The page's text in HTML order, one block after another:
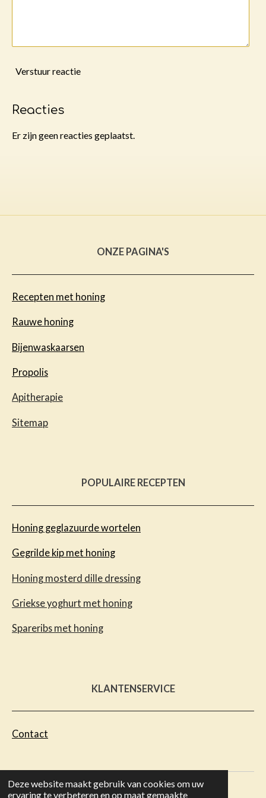
Deze website maakt gebruik van cookies om uw
ervaring te verbeteren en op maat gemaakte
Verstuur reactie
Reacties
Er zijn geen reacties geplaatst.
ONZE PAGINA'S
Recepten met honing
Rauwe honing
Bijenwaskaarsen
Propolis
Apitherapie
Sitemap
POPULAIRE RECEPTEN
Honing geglazuurde wortelen
Gegrilde kip met honing
Honing mosterd dille dressing
Griekse yoghurt met honing
Spareribs met honing
KLANTENSERVICE
Contact